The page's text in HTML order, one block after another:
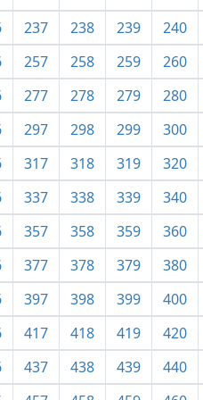
237 238 239 240
257 258 259 260
277 278 279 280
297 298 299 300
317 318 319 320
337 338 339 340
357 358 359 360
377 378 379 380
397 398 399 400
417 418 419 420
437 438 439 440